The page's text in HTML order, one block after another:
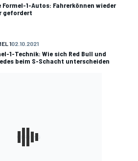
Formel-1-Autos: Fahrerkönnen wieder
gefordert
102.10.2021
1-Technik: Wie sich Red Bull und
beim S-Schacht unterscheiden